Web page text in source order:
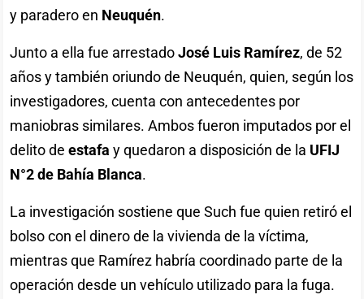
y paradero en Neuquén.
Junto a ella fue arrestadoJosé Luis Ramírez, de 52
años y también oriundo de Neuquén, quien, según los
investigadores, cuenta con antecedentes por
maniobras similares. Ambos fueron imputados por el
delito deestafa y quedaron a disposición de la UFIJ
N°2 de Bahía Blanca.
La investigación sostiene que Such fue quien retiró el
bolso con el dinero de la vivienda de la víctima,
mientras que Ramírez habría coordinado parte de la
operación desde un vehículo utilizado para la fuga.